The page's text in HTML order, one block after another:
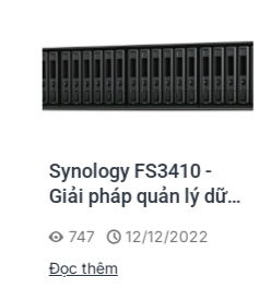
Synology FS3410 -
Giải pháp quản lý dữ
kiệm chi phí cho
doanh nghiệp vừa và
747
12/12/2022
Đọc thêm